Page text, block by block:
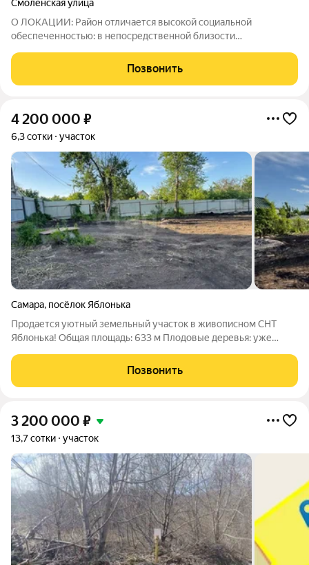
Смоленская улица
О ЛОКАЦИИ: Район отличается высокой социальной
обеспеченностью: в непосредственной близости
университет и СГЭУ, что делает участок особенно
привлекательным для семей с детьми. Торговый центр
Позвонить
4 200 000 ₽
6,3 сотки участок
Самара, посёлок Яблонька
Продается уютный земельный участок в живописном СНТ
Яблонька! Общая площадь: 633 м Плодовые деревья: уже
Собственник: 1, что обеспечит прозрачность сделки. Колодец:
Позвонить
3 200 000 ₽
13,7 сотки участок